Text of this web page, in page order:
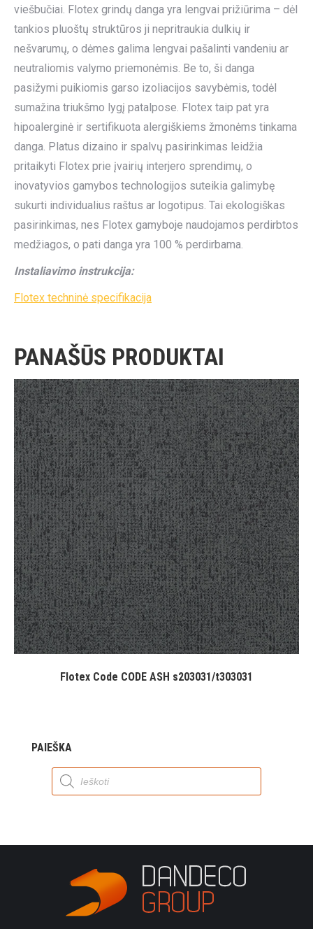
viešbučiai. Flotex grindų danga yra lengvai prižiūrima – dėl
tankios pluoštų struktūros ji nepritraukia dulkių ir
nešvarumų, o dėmes galima lengvai pašalinti vandeniu ar
neutraliomis valymo priemonėmis. Be to, ši danga
pasižymi puikiomis garso izoliacijos savybėmis, todėl
sumažina triukšmo lygį patalpose. Flotex taip pat yra
hipoalerginė ir sertifikuota alergiškiems žmonėms tinkama
danga. Platus dizaino ir spalvų pasirinkimas leidžia
pritaikyti Flotex prie įvairių interjero sprendimų, o
inovatyvios gamybos technologijos suteikia galimybę
sukurti individualius raštus ar logotipus. Tai ekologiškas
pasirinkimas, nes Flotex gamyboje naudojamos perdirbtos
medžiagos, o pati danga yra 100 % perdirbama.
Instaliavimo instrukcija:
Flotex techninė specifikacija
PANAŠŪS PRODUKTAI
Flotex Code CODE ASH s203031/t303031
PAIEŠKA
Products
search